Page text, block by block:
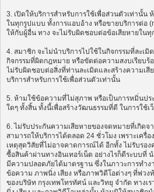
3. เปิดให้บริการสำหรับการใช้เพื่อส่วนตัวเท่านั้น
ในทุกรูปแบบ ทั้งการแอบอ้าง หรือขายบริการต่อ
ให้กับผู้อื่น ทาง จะไม่รับผิดชอบต่อข้อเสียหายใน
4. สมาชิก จะไม่นำบริการไปใช้ในกิจกรรมที่ละเ
กิจกรรมที่ผิดกฎหมาย หรือขัดต่อความสงบเรียบร้
ไม่รับผิดชอบต่อสิ่งที่ท่านละเมิดและสร้างความเ
บริการสำหรับการใช้เพื่อส่วนตัวเท่านั้น
5. ห้ามใช้ข้อความที่ไม่สุภาพ หรือเป็นการหมิ่นป
ใดๆ ทั้งสิ้น ทั้งนี้เพื่อสร้างวัฒนธรรมที่ดี ในการใช้เ
6. ไม่รับประกันความเสียหายของจดหมายที่เกิดจ
สามารถให้บริการได้ตลอด 24 ชั่วโมง เพราะเครื่
เหตุสุดวิสัยที่ไม่อาจคาดการณ์ได้ อีกทั้ง ไม่รับรอง
ซื้อสินค้าผ่านทางอินเทอร์เน็ต อย่างไรก็ดีระบบที่
มีความปลอดภัยได้มาตรฐาน ซึ่งในภาวะการทำง
ข้อความ ภาพนิ่ง เสียง หรือภาพวิดีโอต่างๆ ที่พ่ว
ของบริษัท กรุงเทพโทรทัศน์ และวิทยุ จำกัด ทาง